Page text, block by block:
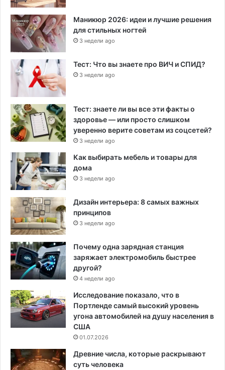
Маникюр 2026: идеи и лучшие решения
для стильных ногтей
3 недели ago
Тест: Что вы знаете про ВИЧ и СПИД?
3 недели ago
Тест: знаете ли вы все эти факты о
здоровье — или просто слишком
уверенно верите советам из соцсетей?
3 недели ago
Как выбирать мебель и товары для
дома
3 недели ago
Дизайн интерьера: 8 самых важных
принципов
3 недели ago
Почему одна зарядная станция
заряжает электромобиль быстрее
другой?
4 недели ago
Исследование показало, что в
Портленде самый высокий уровень
угона автомобилей на душу населения в
США
01.07.2026
Древние числа, которые раскрывают
суть человека